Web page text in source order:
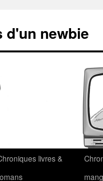
d'un newbie
livres &